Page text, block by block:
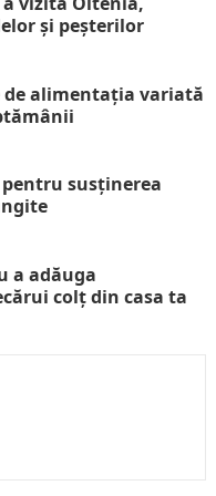
și peșterilor
alimentația variată
susținerea
a adăuga
colț din casa ta